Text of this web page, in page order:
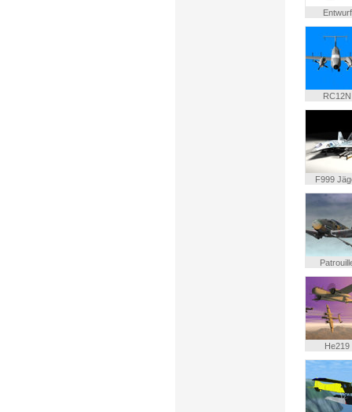
Entwurf
RC12N
F999
He219